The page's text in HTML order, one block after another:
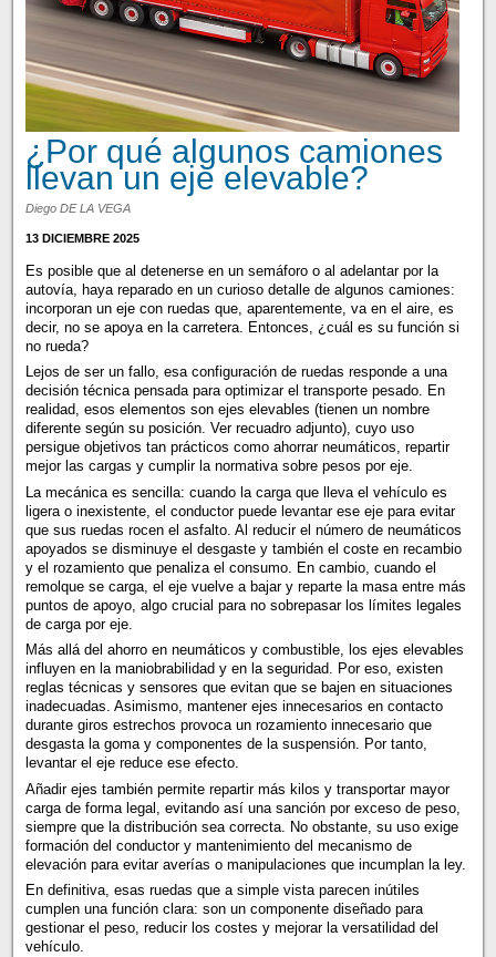
¿Por qué algunos camiones
llevan un eje elevable?
Diego DE LA VEGA
13 DICIEMBRE 2025
Es posible que al detenerse en un semáforo o al adelantar por la
autovía, haya reparado en un curioso detalle de algunos camiones:
incorporan un eje con ruedas que, aparentemente, va en el aire, es
decir, no se apoya en la carretera. Entonces, ¿cuál es su función si
no rueda?
Lejos de ser un fallo, esa configuración de ruedas responde a una
decisión técnica pensada para optimizar el transporte pesado. En
realidad, esos elementos son ejes elevables (tienen un nombre
diferente según su posición. Ver recuadro adjunto), cuyo uso
persigue objetivos tan prácticos como ahorrar neumáticos, repartir
mejor las cargas y cumplir la normativa sobre pesos por eje.
La mecánica es sencilla: cuando la carga que lleva el vehículo es
ligera o inexistente, el conductor puede levantar ese eje para evitar
que sus ruedas rocen el asfalto. Al reducir el número de neumáticos
apoyados se disminuye el desgaste y también el coste en recambio
y el rozamiento que penaliza el consumo. En cambio, cuando el
remolque se carga, el eje vuelve a bajar y reparte la masa entre más
puntos de apoyo, algo crucial para no sobrepasar los límites legales
de carga por eje.
Más allá del ahorro en neumáticos y combustible, los ejes elevables
influyen en la maniobrabilidad y en la seguridad. Por eso, existen
reglas técnicas y sensores que evitan que se bajen en situaciones
inadecuadas. Asimismo, mantener ejes innecesarios en contacto
durante giros estrechos provoca un rozamiento innecesario que
desgasta la goma y componentes de la suspensión. Por tanto,
levantar el eje reduce ese efecto.
Añadir ejes también permite repartir más kilos y transportar mayor
carga de forma legal, evitando así una sanción por exceso de peso,
siempre que la distribución sea correcta. No obstante, su uso exige
formación del conductor y mantenimiento del mecanismo de
elevación para evitar averías o manipulaciones que incumplan la ley.
En definitiva, esas ruedas que a simple vista parecen inútiles
cumplen una función clara: son un componente diseñado para
gestionar el peso, reducir los costes y mejorar la versatilidad del
vehículo.